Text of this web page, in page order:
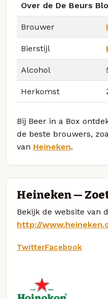
Over de De Beurs
Brouwer
Bierstijl
Alcohol
Herkomst
Bij Beer in a Box
de beste brouwers,
van Heineken.
Heineken —
Bekijk de website van
http://
TwitterFacebook